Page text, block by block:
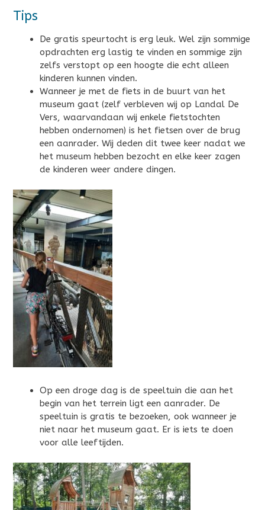
Tips
De gratis speurtocht is erg leuk. Wel zijn sommige
opdrachten erg lastig te vinden en sommige zijn
zelfs verstopt op een hoogte die echt alleen
kinderen kunnen vinden.
Wanneer je met de fiets in de buurt van het
museum gaat (zelf verbleven wij op Landal De
Vers, waarvandaan wij enkele fietstochten
hebben ondernomen) is het fietsen over de brug
een aanrader. Wij deden dit twee keer nadat we
het museum hebben bezocht en elke keer zagen
de kinderen weer andere dingen.
Op een droge dag is de speeltuin die aan het
begin van het terrein ligt een aanrader. De
speeltuin is gratis te bezoeken, ook wanneer je
niet naar het museum gaat. Er is iets te doen
voor alle leeftijden.